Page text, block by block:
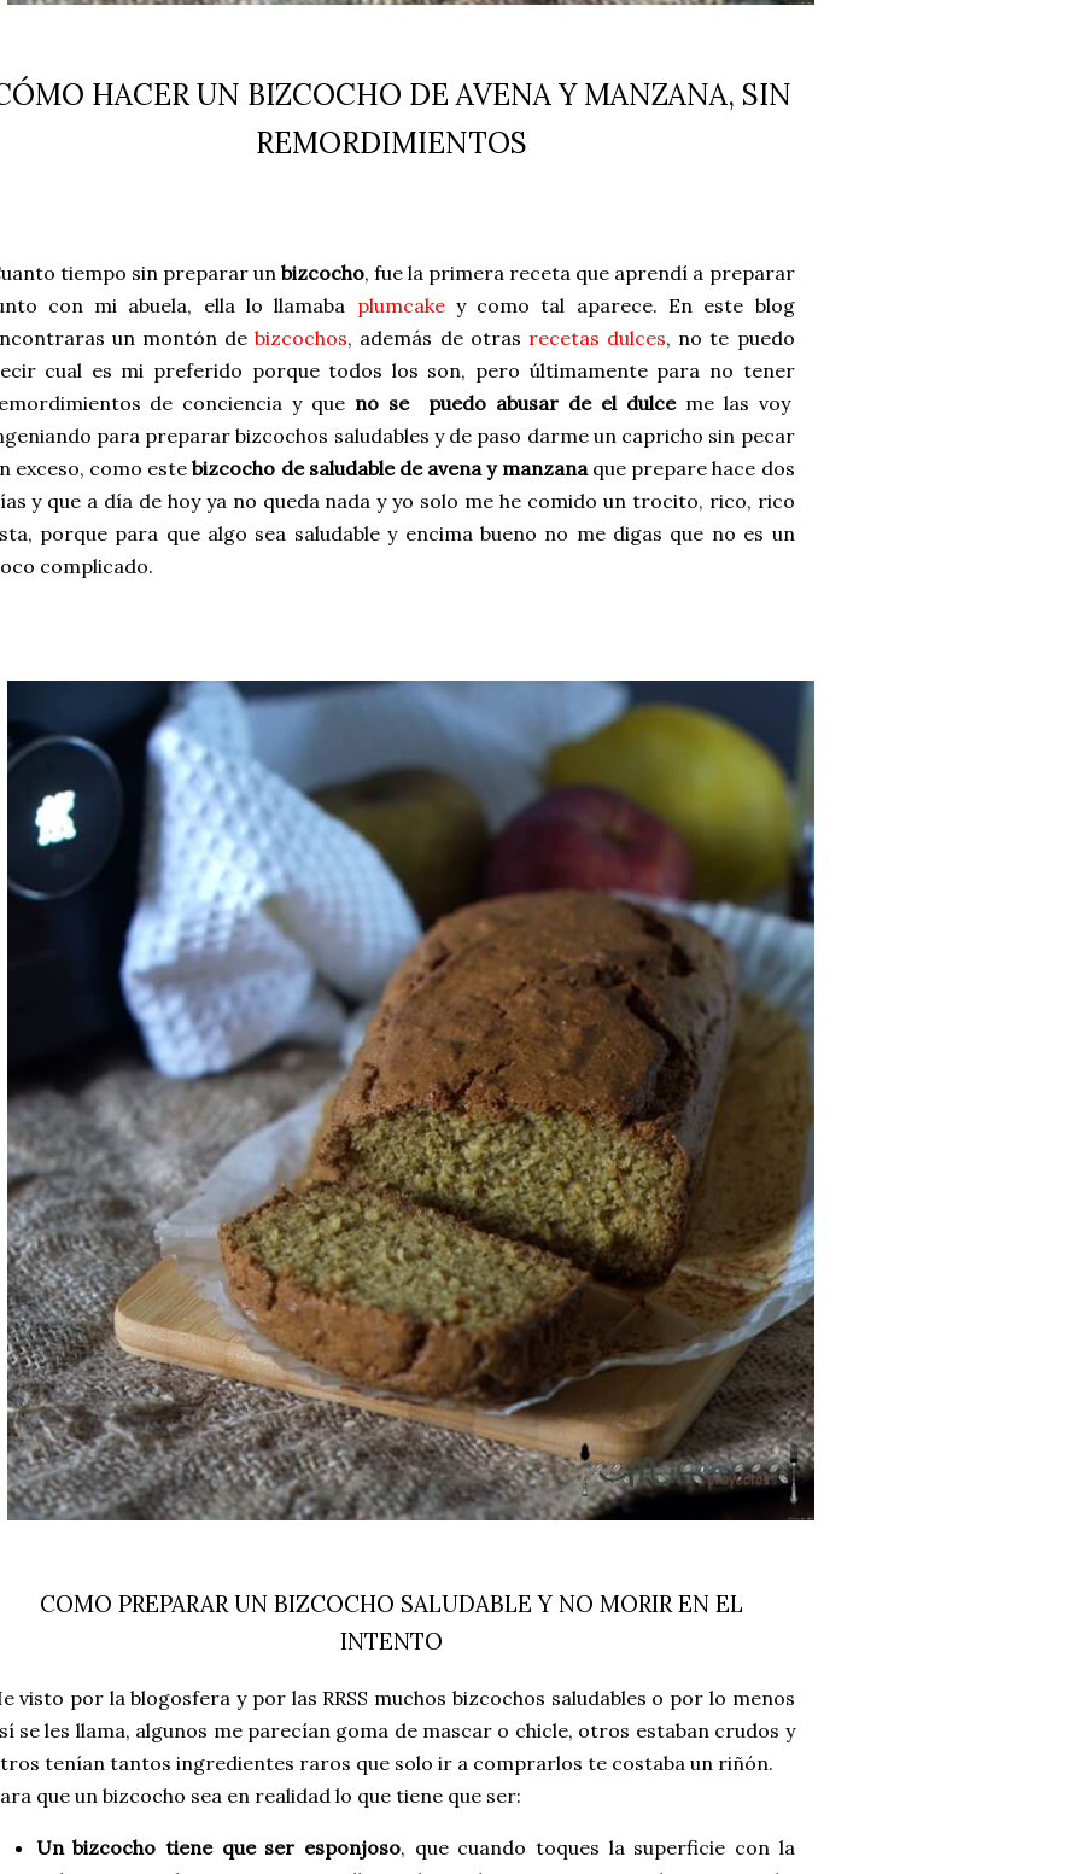
HACER UN BIZCOCHO DE AVENA Y MANZANA, SIN
REMORDIMIENTOS
tiempo sin preparar un bizcocho, fue la primera receta que aprendí a preparar
con mi abuela, ella lo llamaba plumcakey como tal aparece. En este blog
un montón debizcochos, además de otras recetas dulces, no te puedo
cual es mi preferido porque todos los son, pero últimamente para no tener
de conciencia y que no se puedo abusar de el dulceme las voy
para preparar bizcochos saludables y de paso darme un capricho sin pecar
exceso, como estebizcocho de saludable de avena y manzanaque prepare hace dos
y que a día de hoy ya no queda nada y yo solo me he comido un trocito, rico, rico
porque para que algo sea saludable y encima bueno no me digas que no es un
complicado.
COMO PREPARAR UN BIZCOCHO SALUDABLE Y NO MORIR EN EL
INTENTO
visto por la blogosfera y por las RRSS muchos bizcochos saludables o por lo menos
se les llama, algunos me parecían goma de mascar o chicle, otros estaban crudos y
tenían tantos ingredientes raros que solo ir a comprarlos te costaba un riñón.
que un bizcocho sea en realidad lo que tiene que ser:
Un bizcocho tiene que ser esponjoso, que cuando toques la superficie con la